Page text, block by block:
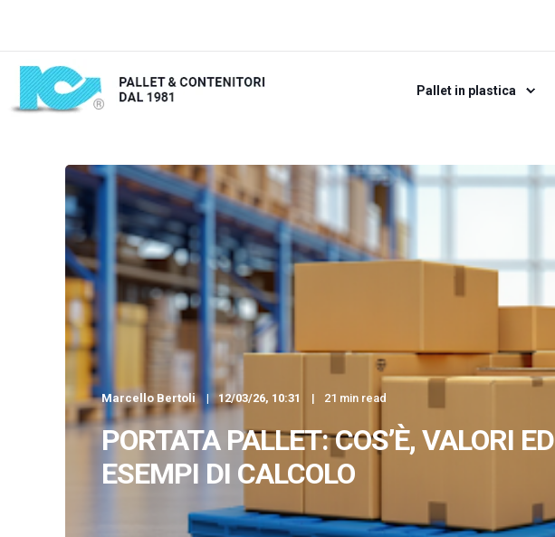
Pallet in plastica
Marcello Bertoli 12/03/26, 10:31 21 min read
PORTATA PALLET: COS’È, VALORI ED
ESEMPI DI CALCOLO